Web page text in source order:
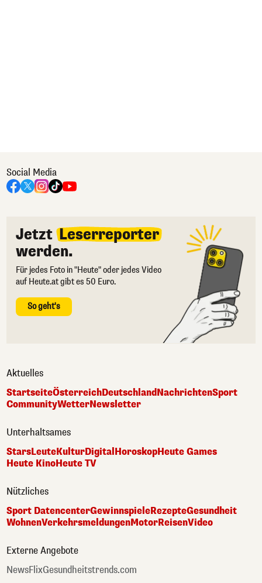
Social Media
Jetzt Leserreporter
werden.
Für jedes Foto in "Heute" oder jedes Video
auf Heute.at gibt es 50 Euro.
So geht's
Aktuelles
StartseiteÖsterreichDeutschlandNachrichtenSport
CommunityWetterNewsletter
Unterhaltsames
StarsLeuteKulturDigitalHoroskopHeute Games
Heute KinoHeute TV
Nützliches
Sport DatencenterGewinnspieleRezepteGesundheit
WohnenVerkehrsmeldungenMotorReisenVideo
Externe Angebote
NewsFlixGesundheitstrends.com